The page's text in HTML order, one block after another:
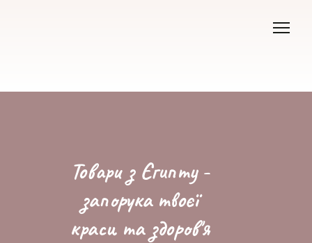
Товари з Єгипту -
запорука твоєї
краси та здоров'я